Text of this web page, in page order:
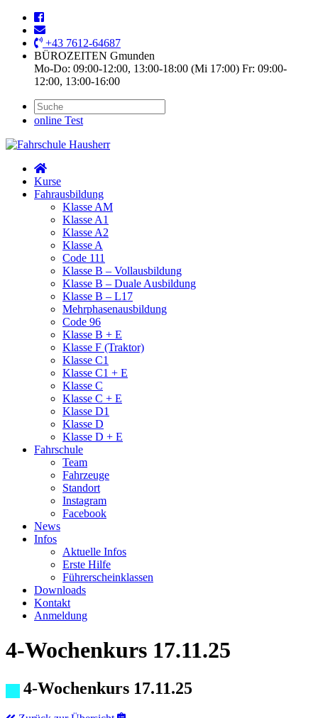
+43 7612-64687
BÜROZEITEN Gmunden
Mo-Do: 09:00-12:00, 13:00-18:00 (Mi 17:00) Fr: 09:00-
12:00, 13:00-16:00
online Test
Kurse
Fahrausbildung
Klasse AM
Klasse A1
Klasse A2
Klasse A
Code 111
Klasse B – Vollausbildung
Klasse B – Duale Ausbildung
Klasse B – L17
Mehrphasenausbildung
Code 96
Klasse B + E
Klasse F (Traktor)
Klasse C1
Klasse C1 + E
Klasse C
Klasse C + E
Klasse D1
Klasse D
Klasse D + E
Fahrschule
Team
Fahrzeuge
Standort
Instagram
Facebook
News
Infos
Aktuelle Infos
Erste Hilfe
Führerscheinklassen
Downloads
Kontakt
Anmeldung
4-Wochenkurs 17.11.25
4-Wochenkurs 17.11.25